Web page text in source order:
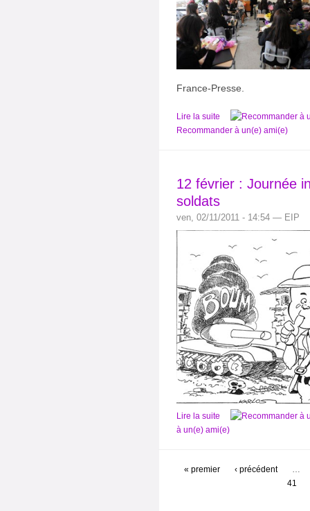
France-Presse.
Lire la suite
Recommander à un(e) ami(e)
12 février : Journée
soldats
ven, 02/11/2011 - 14:54 — EIP
Lire la suite
à un(e) ami(e)
« premier ‹ précédent
41